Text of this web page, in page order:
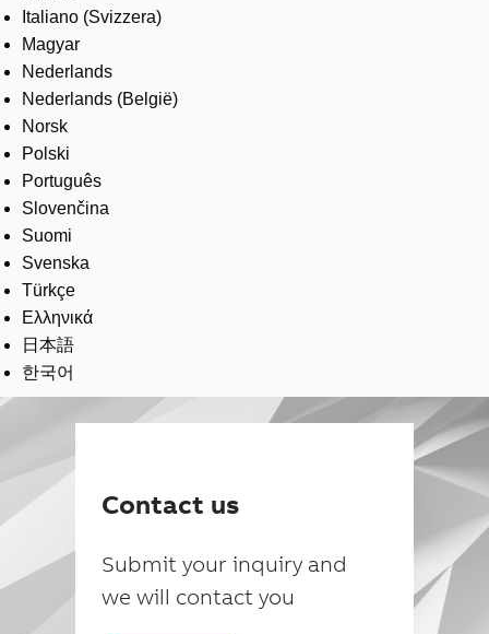
Italiano (Svizzera)
Magyar
Nederlands
Nederlands (België)
Norsk
Polski
Português
Slovenčina
Suomi
Svenska
Türkçe
Ελληνικά
日本語
한국어
Contact us
Submit your inquiry and
we will contact you